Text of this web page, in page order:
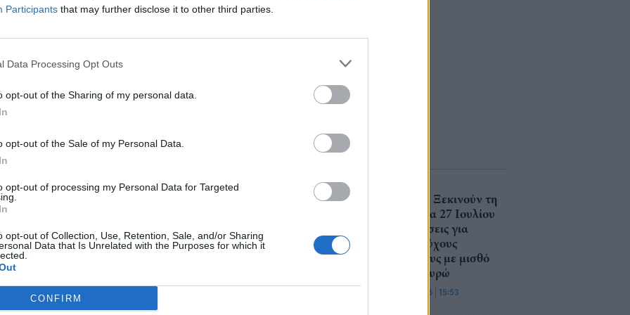
Participants that may further disclose it to other third parties.
Data Processing Opt Outs
opt-out of the Sharing of my personal data.
opt-out of the Sale of my Personal Data.
opt-out of processing my Personal Data for Targeted
opt-out of Collection, Use, Retention, Sale, and/or Sharing
Data that Is Unrelated with the Purposes for which it
CONFIRM
... σχόλια| Κάνε click για να σχολιάσεις
θέσεις εργασίας στο
πρόγραμμα
29/07/26
ΔΥΠΑ: Ξεκινούν τη
Δευτέρα 27 Ιουλίου
οι αιτήσεις για
πτυχιούχους
ανέργους με μισθό
1.250 ευρώ
24/07/26 | 15:53